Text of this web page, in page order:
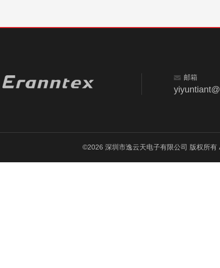
邮箱
©2026 深圳市逸云天电子有限公司 版权所有